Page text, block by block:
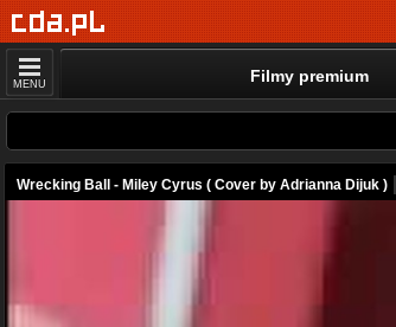
MENU Filmy premium
Wrecking Ball - Miley Cyrus ( Cover by Adrianna Dijuk )